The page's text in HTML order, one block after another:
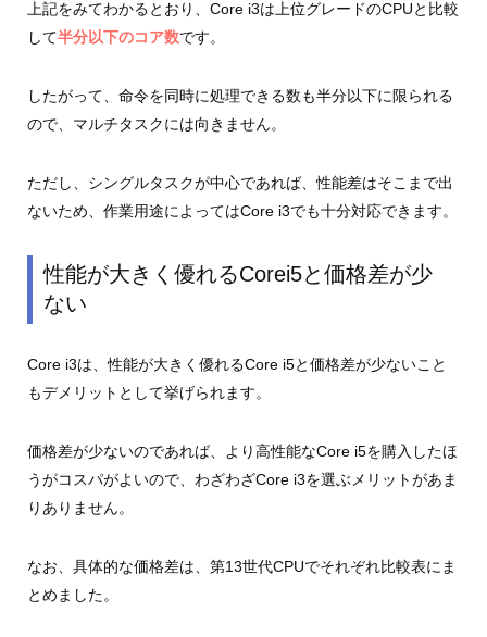
上記をみてわかるとおり、Core i3は上位グレードのCPUと比較
して半分以下のコア数です。
したがって、命令を同時に処理できる数も半分以下に限られる
ので、マルチタスクには向きません。
ただし、シングルタスクが中心であれば、性能差はそこまで出
ないため、作業用途によってはCore i3でも十分対応できます。
性能が大きく優れるCorei5と価格差が少
ない
Core i3は、性能が大きく優れるCore i5と価格差が少ないこと
もデメリットとして挙げられます。
価格差が少ないのであれば、より高性能なCore i5を購入したほ
うがコスパがよいので、わざわざCore i3を選ぶメリットがあま
りありません。
なお、具体的な価格差は、第13世代CPUでそれぞれ比較表にま
とめました。